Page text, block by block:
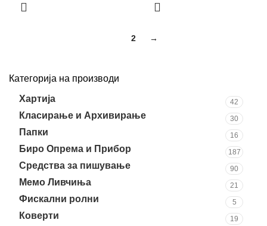
Категорија на производи
Хартија
42
Класирање и Архивирање 30
Папки 16
Биро Опрема и Прибор 187
Средства за пишување 90
Мемо Ливчиња 21
Фискални ролни 5
Коверти 19
2 →